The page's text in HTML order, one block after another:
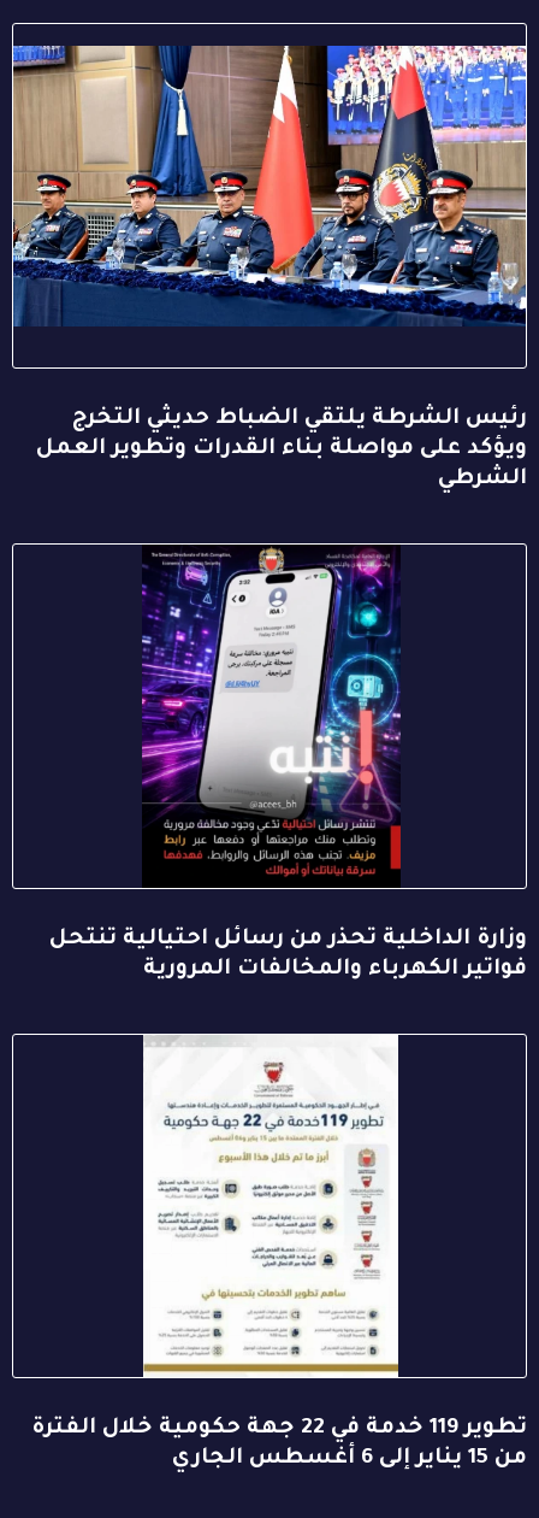
رئيس الشرطة يلتقي الضباط حديثي التخرج
ويؤكد على مواصلة بناء القدرات وتطوير العمل
الشرطي
وزارة الداخلية تحذر من رسائل احتيالية تنتحل
فواتير الكهرباء والمخالفات المرورية
تطوير 119 خدمة في 22 جهة حكومية خلال الفترة
من 15 يناير إلى 6 أغسطس الجاري